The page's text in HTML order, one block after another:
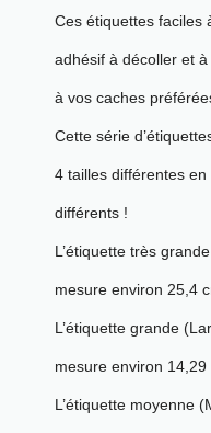
Ces étiquettes faciles
adhésif à décoller et
à vos caches
Cette série
4 tailles différentes
différents !
L’étiquette très
mesure environ 25,4
L’étiquette grande
mesure environ 14,29
L’étiquette moyenne